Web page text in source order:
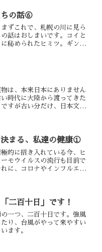
ちの話⑥
ずこれで、札幌の川に見ら
話はおしまいです。コイと
に秘められたヒミツ。ギンブ
は、本来日本にありません
時代に大陸から渡ってきた
すが古い分だけ、日本文化
まる、私達の健康①
的に招き入れている今、ヒ
ーモウイルスの流行も目前で
に、コロナやインフルエン
しょう！
二百十日」です！
一つ、二百十日です。強風
り、台風がやって来やすい
ます。